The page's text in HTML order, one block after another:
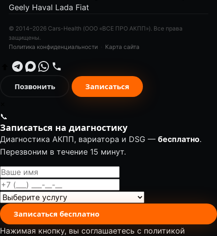
Geely Haval Lada Fiat
© 2014–2026 Cars-Health (ООО «ВСЕ ПРО АКПП»). Все права
защищены.
Политика конфиденциальности · Карта сайта
Позвонить Записаться
📞
Записаться на диагностику
Диагностика АКПП, вариатора и DSG — бесплатно.
Перезвоним в течение 15 минут.
Записаться бесплатно
Нажимая кнопку, вы соглашаетесь с политикой